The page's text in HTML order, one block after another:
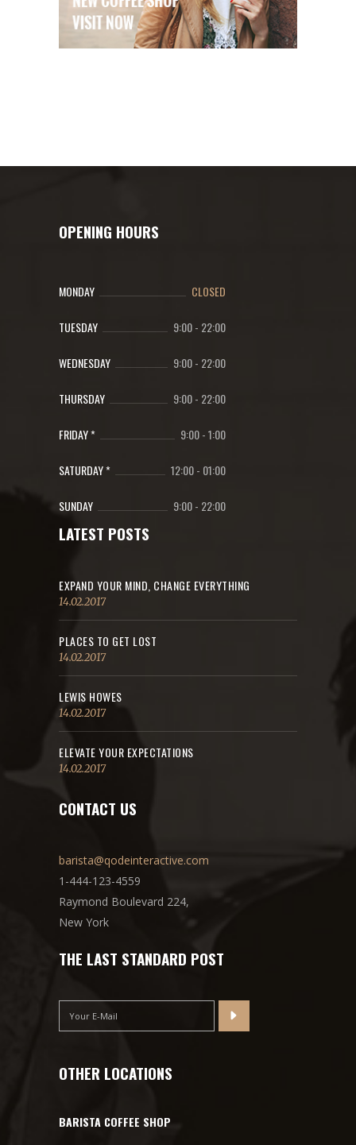
OPENING HOURS
MONDAY CLOSED
TUESDAY 9:00- 22:00
WEDNESDAY 9:00- 22:00
THURSDAY 9:00- 22:00
FRIDAY * 9:00-1:00
SATURDAY * 12:00- 01:00
SUNDAY 9:00- 22:00
LATEST POSTS
EXPAND YOUR MIND, CHANGE EVERYTHING
14.02.2017
PLACES TO GET LOST
14.02.2017
LEWIS HOWES
14.02.2017
ELEVATE YOUR EXPECTATIONS
14.02.2017
CONTACT US
barista@qodeinteractive.com
1-444-123-4559
Raymond Boulevard 224,
New York
THE LAST STANDARD POST
OTHER LOCATIONS
BARISTA COFFEE SHOP